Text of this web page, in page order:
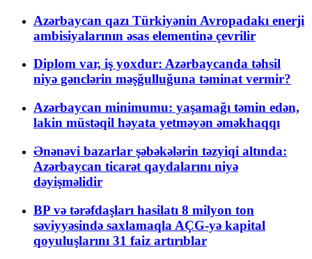
Azərbaycan qazı Türkiyənin Avropadakı enerji
ambisiyalarının əsas elementinə çevrilir
Diplom var, iş yoxdur: Azərbaycanda təhsil
niyə gənclərin məşğulluğuna təminat vermir?
Azərbaycan minimumu: yaşamağı təmin edən,
lakin müstəqil həyata yetməyən əməkhaqqı
Ənənəvi bazarlar şəbəkələrin təzyiqi altında:
Azərbaycan ticarət qaydalarını niyə
dəyişməlidir
BP və tərəfdaşları hasilatı 8 milyon ton
səviyyəsində saxlamaqla AÇG-yə kapital
qoyuluşlarını 31 faiz artırıblar